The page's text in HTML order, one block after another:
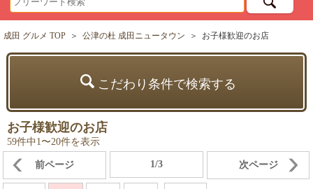
成田 グルメ TOP ＞ 公津の杜 成田ニュータウン ＞ お子様歓迎のお店
こだわり条件で検索する
お子様歓迎のお店
59件中1〜20件を表示
前ページ 1/3 次ページ